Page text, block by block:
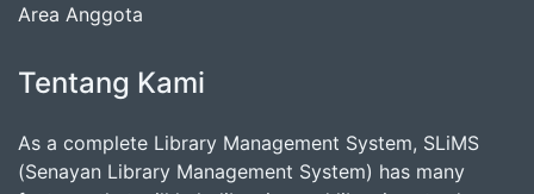
Area Anggota
Tentang Kami
As a complete Library Management System, SLiMS
(Senayan Library Management System) has many